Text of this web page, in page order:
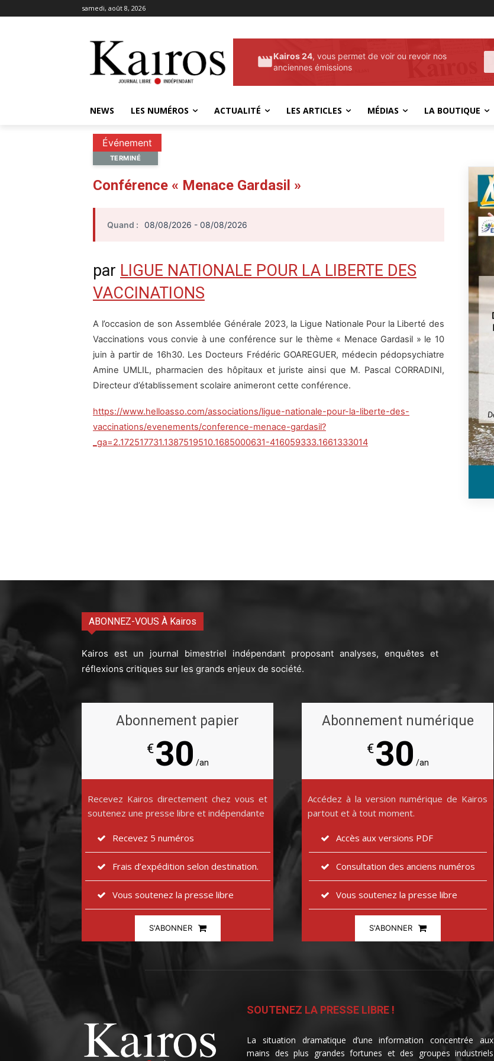
samedi, août 8, 2026
Kairos 24, vous permet de voir ou revoir nos
anciennes émissions
NEWS LES NUMÉROS ACTUALITÉ LES ARTICLES MÉDIAS LA BOUTIQUE
Événement
TERMINÉ
Conférence « Menace Gardasil »
Quand : 08/08/2026 - 08/08/2026
par LIGUE NATIONALE POUR LA LIBERTE DES
VACCINATIONS
A l’occasion de son Assemblée Générale 2023, la Ligue Nationale Pour la Liberté des
Vaccinations vous convie à une conférence sur le thème « Menace Gardasil » le 10
juin à partir de 16h30. Les Docteurs Frédéric GOAREGUER, médecin pédopsychiatre
Amine UMLIL, pharmacien des hôpitaux et juriste ainsi que M. Pascal CORRADINI,
Directeur d’établissement scolaire animeront cette conférence.
https://www.helloasso.com/associations/ligue-nationale-pour-la-liberte-des-
vaccinations/evenements/conference-menace-gardasil?
_ga=2.172517731.1387519510.1685000631-416059333.1661333014
ABONNEZ-VOUS À Kairos
Kairos est un journal bimestriel indépendant proposant analyses, enquêtes et
réflexions critiques sur les grands enjeux de société.
Abonnement papier
€30 /an
Recevez Kairos directement chez vous et
soutenez une presse libre et indépendante
Recevez 5 numéros
Frais d’expédition selon destination.
Vous soutenez la presse libre
S'ABONNER
Abonnement numérique
€30 /an
Accédez à la version numérique de Kairos
partout et à tout moment.
Accès aux versions PDF
Consultation des anciens numéros
Vous soutenez la presse libre
S'ABONNER
SOUTENEZ LA PRESSE LIBRE !
La situation dramatique d’une information concentrée aux
mains des plus grandes fortunes et des groupes industriels